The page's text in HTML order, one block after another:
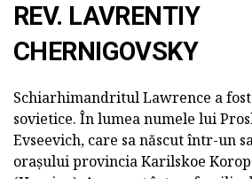
REV. LAVRENTIY
CHERNIGOVSKY
Schiarhimandritul Lawrence a
sovietice. În lumea numele lui
Evseevich, care sa născut într-un
orașului provincia Karilskoe